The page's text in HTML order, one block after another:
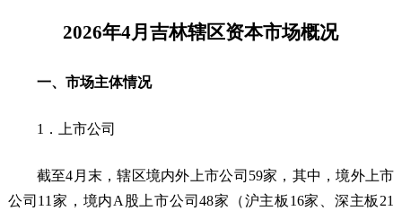
2026年4月吉林辖区资本市场概况
一、市场主体情况
1．上市公司
截至4月末，辖区境内外上市公司59家，其中，境外上市
公司11家，境内A股上市公司48家（沪主板16家、深主板21